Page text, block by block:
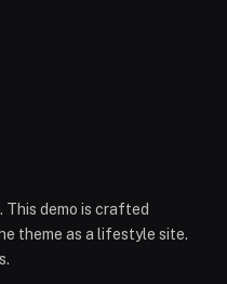
demo is crafted
theme as a lifestyle site.